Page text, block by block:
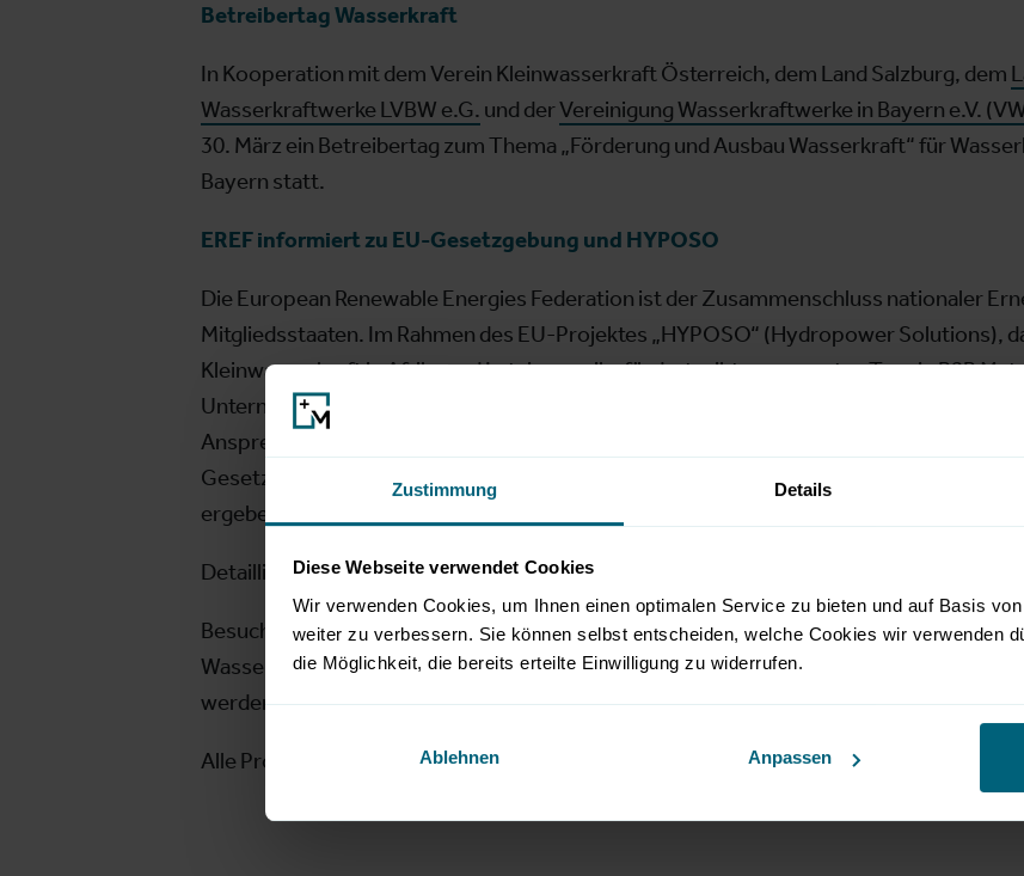
Zustimmung Details
Diese Webseite verwendet Cookies
Wir verwenden Cookies, um Ihnen einen optimalen Service zu bieten und auf Basis
weiter zu verbessern. Sie können selbst entscheiden, welche Cookies wir verwenden
die Möglichkeit, die bereits erteilte Einwilligung zu widerrufen.
Ablehnen Anpassen
Betreibertag Wasserkraft
In Kooperation mit dem Verein Kleinwasserkraft Österreich, dem Land Salzburg, dem
Wasserkraftwerke LVBW e.G. und derVereinigung Wasserkraftwerke in Bayern e.V.
30. März ein Betreibertag zum Thema „Förderung und Ausbau Wasserkraft“ für
Bayern statt.
EREF informiert zu EU-Gesetzgebung und HYPOSO
Die European Renewable Energies Federation ist der Zusammenschluss nationaler
Mitgliedsstaaten. Im Rahmen des EU-Projektes „HYPOSO“ (Hydropower Solutions),
Kleinwasserkraft in Afrika und Lateinamerika fördert, gibt es am ersten Tag ein B2B
Unternehmen, die an einer Investition oder an der Lieferung von Anlagen interessiert
Ansprechpersonen aus Afrika in Kontakt kommen. Am zweiten Messetag informiert die
Gesetzgebung, welche sich aus dem europäischen Green Deal und der REPowerEU
ergeben. Außerdem werden die neuen EU-Wasserkraftprojekte "ETIP Hydropower"
Detaillierte Programminfos:https://www.renexpo-interhydro.eu/de/programm/eref/
Besucher und Aussteller profitieren von einer geballten Dichte an Experten mit
Wasserkraft. Die Hydro-Profis schaffen an zwei Tagen einen profunden Wissenspool,
werden will.
Alle Programmpunkte sind im Messeticket inkludiert und ohne Anmeldung zugänglich.